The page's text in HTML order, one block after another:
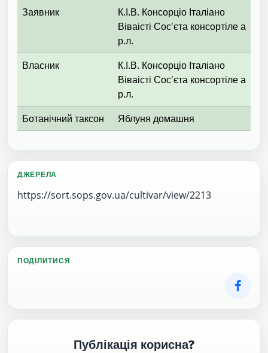
Заявник
К.І.В. Консорціо Італіано
Віваісті Сос'єта консортіле а
р.л.
Власник
К.І.В. Консорціо Італіано
Віваісті Сос'єта консортіле а
р.л.
Ботанічний таксон
Яблуня домашня
ДЖЕРЕЛА
https://sort.sops.gov.ua/cultivar/view/2213
ПОДІЛИТИСЯ
Публікація корисна?